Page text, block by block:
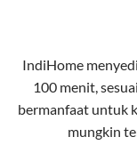
Latensi
Cocok untuk
IndiHome
100 menit,
bermanfaat untuk
mungkin